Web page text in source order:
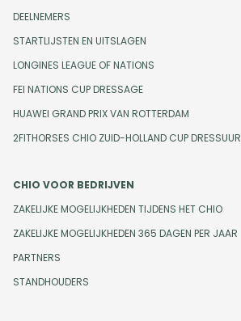
DEELNEMERS
STARTLIJSTEN EN UITSLAGEN
LONGINES LEAGUE OF NATIONS
FEI NATIONS CUP DRESSAGE
HUAWEI GRAND PRIX VAN ROTTERDAM
2FITHORSES CHIO ZUID-HOLLAND CUP DRESSUUR
CHIO VOOR BEDRIJVEN
ZAKELIJKE MOGELIJKHEDEN TIJDENS HET CHIO
ZAKELIJKE MOGELIJKHEDEN 365 DAGEN PER JAAR
PARTNERS
STANDHOUDERS